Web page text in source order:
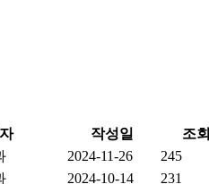
작성일
조회
2024-11-26
245
2024-10-14
231